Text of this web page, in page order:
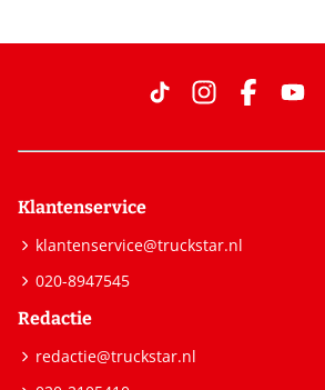
Klantenservice
klantenservice@truckstar.nl
020-8947545
Redactie
redactie@truckstar.nl